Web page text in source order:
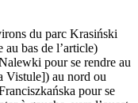
du parc Krasiński
au bas de l’article)
pour se rendre au
Vistule]) au nord ou
pour se